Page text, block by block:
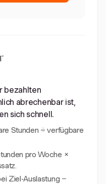
bezahlten
abrechenbar ist,
sich schnell.
Stunden ÷ verfügbare
pro Woche ×
Ziel-Auslastung −